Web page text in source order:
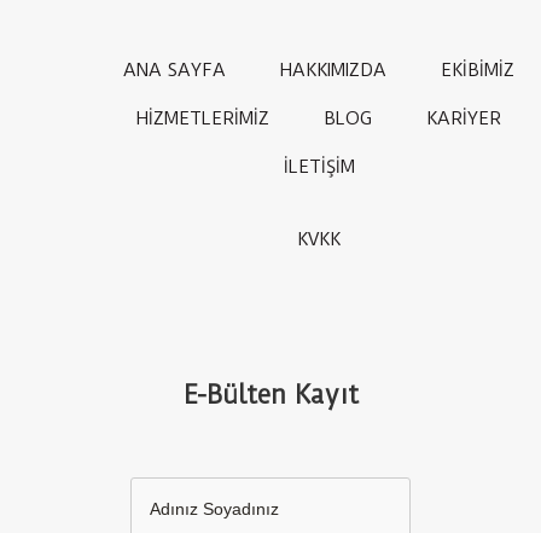
ANA SAYFA HAKKIMIZDA EKİBİMİZ
HİZMETLERİMİZ BLOG KARİYER
İLETİŞİM
KVKK
E-Bülten Kayıt